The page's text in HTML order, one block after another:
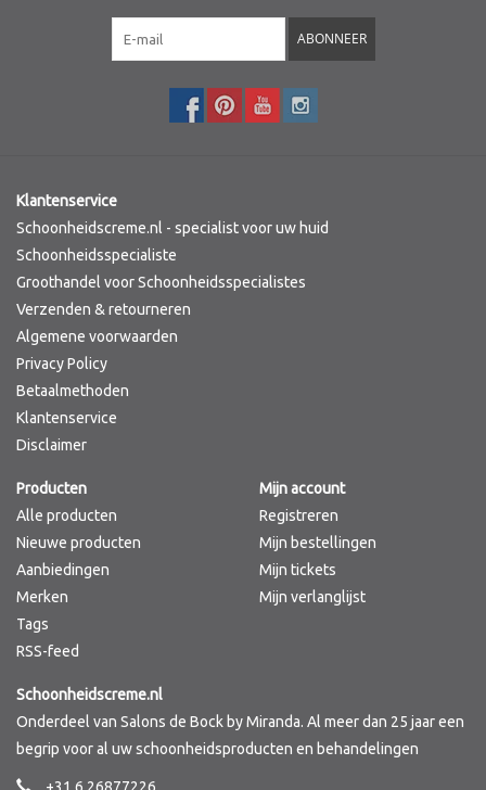
ABONNEER
Klantenservice
Schoonheidscreme.nl - specialist voor uw huid
Schoonheidsspecialiste
Groothandel voor Schoonheidsspecialistes
Verzenden & retourneren
Algemene voorwaarden
Privacy Policy
Betaalmethoden
Klantenservice
Disclaimer
Producten
Alle producten
Nieuwe producten
Aanbiedingen
Merken
Tags
RSS-feed
Mijn account
Registreren
Mijn bestellingen
Mijn tickets
Mijn verlanglijst
Schoonheidscreme.nl
Onderdeel van Salons de Bock by Miranda. Al meer dan 25 jaar een
begrip voor al uw schoonheidsproducten en behandelingen